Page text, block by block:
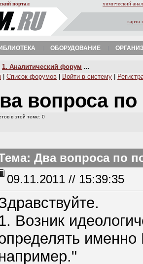
портал химический
карта
ОБОРУДОВАНИЕ
1. Аналитический форум ...
Список форумов Войти в систему
вопроса
в этой теме: 0
Два вопроса по
09.11.2011 // 15:39:35
Возник